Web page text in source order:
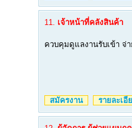
11. เจ้าหน้าที่คลังสินค้า
ควบคุมดูแลงานรับเข้า จ่
สมัครงาน รายละเอี